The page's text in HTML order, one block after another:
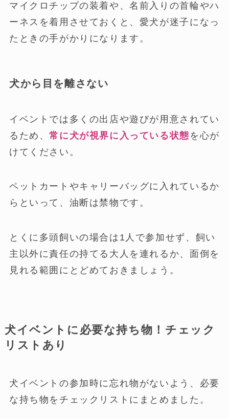
マイクロチップの装着や、名前入りの首輪やハ
ーネスを着用させておくと、愛犬が迷子になっ
たときの手がかりになります。
犬から目を離さない
イベントでは多くの出店や遊びが用意されてい
るため、常に犬が視界に入っている状態 を心が
けてください。
ペットカートやキャリーバッグに入れているか
らといって、油断は禁物です。
とくに多頭飼いの場合は1人で参加せず、飼い
主以外に責任の持てる大人を連れるか、面倒を
見れる範囲にとどめておきましょう。
犬イベントに必要な持ち物！チェック
リストあり
犬イベントの参加時に忘れ物がないよう、必要
な持ち物をチェックリストにまとめました。